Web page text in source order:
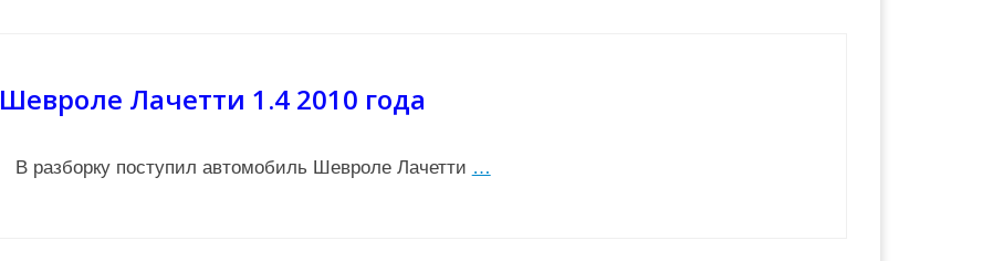
Шевроле Лачетти 1.4 2010 года
В разборку поступил автомобиль Шевроле Лачетти …